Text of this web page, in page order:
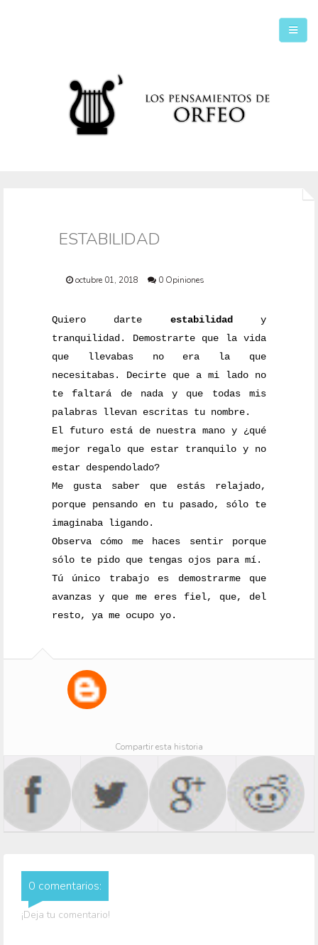
ESTABILIDAD
octubre 01, 2018 0 Opiniones
Quiero darte estabilidad
y
tranquilidad. Demostrarte que la vida
que llevabas no era la que
necesitabas. Decirte que a mi lado no
te faltará de nada y que todas mis
palabras llevan escritas tu nombre.
El futuro está de nuestra mano y ¿qué
mejor regalo que estar tranquilo y no
estar despendolado?
Me gusta saber que estás relajado,
porque pensando en tu pasado, sólo te
imaginaba ligando.
Observa cómo me haces sentir porque
sólo te pido que tengas ojos para mí.
Tú único trabajo es demostrarme que
avanzas y que me eres fiel, que, del
resto, ya me ocupo yo.
Compartir esta historia
0 comentarios:
¡Deja tu comentario!